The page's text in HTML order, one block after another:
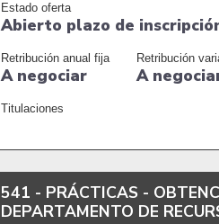
Estado oferta
Abierto plazo de
Retribución anual fija
A negociar
Retribución
A
Titulaciones
541 - PRÁCTICAS -
DEPARTAMENTO DE